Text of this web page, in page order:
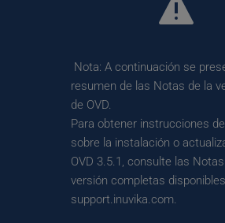
Nota: A continuación se
resumen de las Notas de la
de OVD.
Para obtener instrucciones
sobre la instalación o
OVD 3.5.1, consulte las
versión completas
support.inuvika.com.